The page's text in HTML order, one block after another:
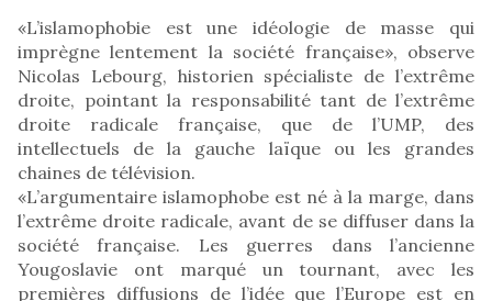
«L’islamophobie est une idéologie de masse qui
imprègne lentement la société française», observe
Nicolas Lebourg, historien spécialiste de l’extrême
droite, pointant la responsabilité tant de l’extrême
droite radicale française, que de l’UMP, des
intellectuels de la gauche laïque ou les grandes
chaines de télévision.
«L’argumentaire islamophobe est né à la marge, dans
l’extrême droite radicale, avant de se diffuser dans la
société française. Les guerres dans l’ancienne
Yougoslavie ont marqué un tournant, avec les
premières diffusions de l’idée que l’Europe est en